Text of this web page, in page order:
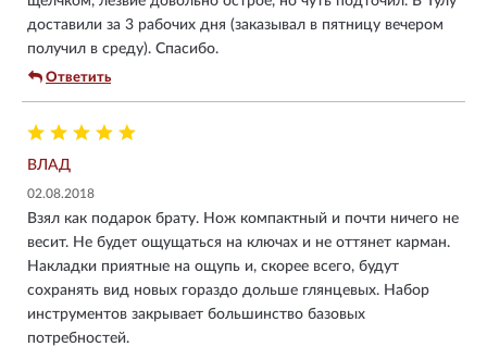
доставили за 3 рабочих дня (заказывал в пятницу вечером
получил в среду). Спасибо.
Ответить
ВЛАД
02.08.2018
Взял как подарок брату. Нож компактный и почти ничего не
весит. Не будет ощущаться на ключах и не оттянет карман.
Накладки приятные на ощупь и, скорее всего, будут
сохранять вид новых гораздо дольше глянцевых. Набор
инструментов закрывает большинство базовых
потребностей.